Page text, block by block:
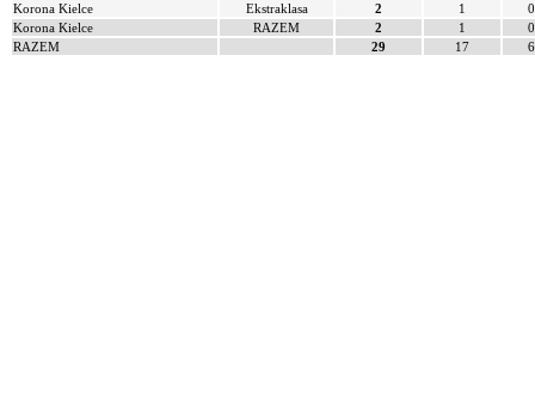
Korona Kielce
Ekstraklasa 2 1
0
Korona Kielce
RAZEM 2 1
0
RAZEM
29 17 6